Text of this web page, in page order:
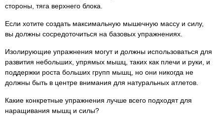
стороны, тяга верхнего блока.
Если хотите создать максимальную мышечную массу и силу,
вы должны сосредоточиться на базовых упражнениях.
Изолирующие упражнения могут и должны использоваться для
развития небольших, упрямых мышц, таких как плечи и руки, и
поддержки роста больших групп мышц, но они никогда не
должны быть в центре внимания для натуральных атлетов.
Какие конкретные упражнения лучше всего подходят для
наращивания мышц и силы?